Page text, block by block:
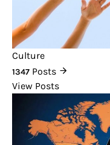
Culture
1347 Posts
View Posts